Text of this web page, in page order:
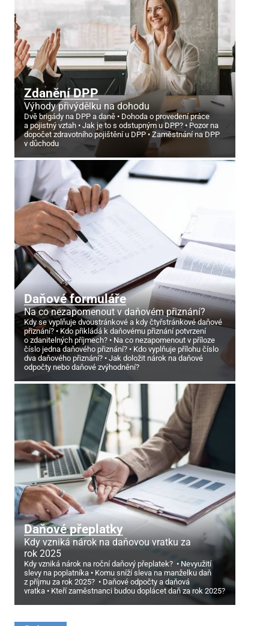
Zdanění DPP
Výhody přivýdělku na dohodu
Dvě brigády na DPP a daně
Dohoda o provedení práce
a pojistný vztah
Jak je to s odstupným u DPP?
Pozor na
dopočet zdravotního pojištění u DPP
Zaměstnání na DPP
v důchodu
Daňové formuláře
Na co nezapomenout v daňovém přiznání?
Kdy se vyplňuje dvoustránkové a kdy čtyřstránkové daňové
přiznání?
Kdo přikládá k daňovému přiznání potvrzení
o zdanitelných příjmech?
Na co nezapomenout v příloze
číslo jedna daňového přiznání?
Kdo vyplňuje přílohu číslo
dva daňového přiznání?
Jak doložit nárok na daňové
odpočty nebo daňové zvýhodnění?
Daňové přeplatky
Kdy vzniká nárok na daňovou vratku za
rok 2025
Kdy vzniká nárok na roční daňový přeplatek?
Nevyužití
slevy na poplatníka
Komu sníží sleva na manželku daň
z příjmu za rok 2025?
Daňové odpočty a daňová
vratka
Kteří zaměstnanci budou doplácet daň za rok 2025?